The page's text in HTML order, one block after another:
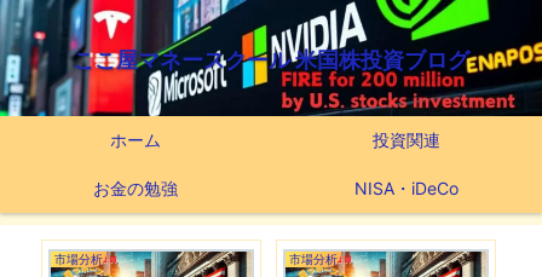
ここ屋マネースクール 米国株投資ブログ
ホーム 投資関連
お金の勉強 NISA・iDeCo
市場分析 市場分析